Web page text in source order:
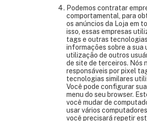
Podemos contratar
comportamental, para
os anúncios da Loja em
isso, essas empresas
tags e outras
informações sobre a sua
utilização de outros
de site de terceiros. Nós
responsáveis por pixel
tecnologias similares
Você pode configurar
menu do seu browser.
você mudar de
usar vários
você precisará repetir